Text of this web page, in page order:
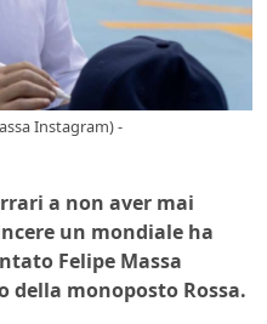
Instagram) -
a non aver mai
un mondiale ha
Felipe Massa
della monoposto Rossa.